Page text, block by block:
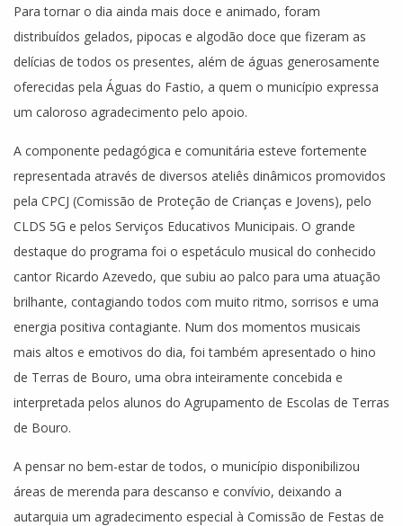
Para tornar o dia ainda mais doce e animado, foram
distribuídos gelados, pipocas e algodão doce que fizeram as
delícias de todos os presentes, além de águas generosamente
oferecidas pela Águas do Fastio, a quem o município expressa
um caloroso agradecimento pelo apoio.
A componente pedagógica e comunitária esteve fortemente
representada através de diversos ateliês dinâmicos promovidos
pela CPCJ (Comissão de Proteção de Crianças e Jovens), pelo
CLDS 5G e pelos Serviços Educativos Municipais. O grande
destaque do programa foi o espetáculo musical do conhecido
cantor Ricardo Azevedo, que subiu ao palco para uma atuação
brilhante, contagiando todos com muito ritmo, sorrisos e uma
energia positiva contagiante. Num dos momentos musicais
mais altos e emotivos do dia, foi também apresentado o hino
de Terras de Bouro, uma obra inteiramente concebida e
interpretada pelos alunos do Agrupamento de Escolas de Terras
de Bouro.
A pensar no bem-estar de todos, o município disponibilizou
áreas de merenda para descanso e convívio, deixando a
autarquia um agradecimento especial à Comissão de Festas de